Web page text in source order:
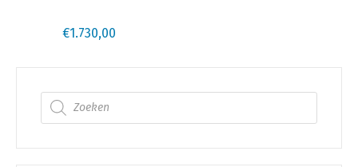
€1.730,00
Producten zoeken